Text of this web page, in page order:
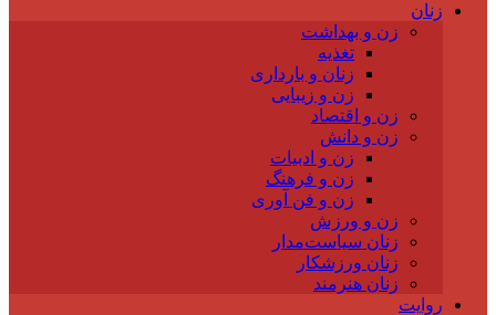
زنان
زن و بهداشت
تغذیه
زنان و بارداری
زن و زیبایی
زن و اقتصاد
زن و دانش
زن و ادبیات
زن و فرهنگ
زن و فن آوری
زن و ورزش
زنان سیاست‌مدار
زنان ورزشکار
زنان هنرمند
روایت